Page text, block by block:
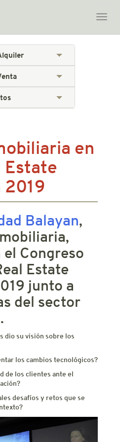
Toggle
en
Estate
Balayan,
Congreso
Estate
junto a
del sector
dio su visión sobre los
los cambios tecnológicos?
de los clientes ante el
desafíos y retos que se